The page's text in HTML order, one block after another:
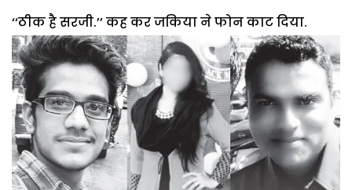
‘‘ठीक है सरजी.’’ कह कर जकिया ने फोन काट दिया.